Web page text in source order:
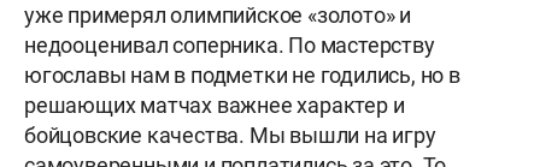
уже примерял олимпийское «золото» и
недооценивал соперника. По мастерству
югославы нам в подметки не годились, но в
решающих матчах важнее характер и
бойцовские качества. Мы вышли на игру